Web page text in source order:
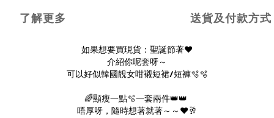
了解更多 送貨及付款方式
如果想要買現貨：聖誕節著❤️
介紹你呢套呀～
可以好似韓國靚女咁襯短裙/短褲🫧🫧
🌈顯瘦一點🫧一套兩件👑👑
唔厚呀，隨時想著就著～～❤️🥂